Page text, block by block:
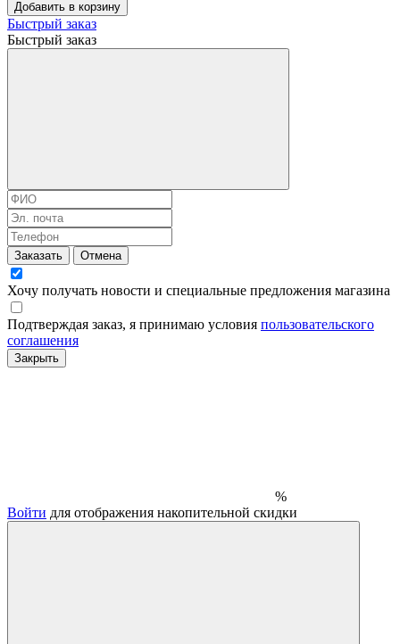
Добавить в корзину
Быстрый заказ
Быстрый заказ
Заказать Отмена
Хочу получать новости и специальные предложения магазина
Подтверждая заказ, я принимаю условия пользовательского
соглашения
Закрыть
%
Войти для отображения накопительной скидки